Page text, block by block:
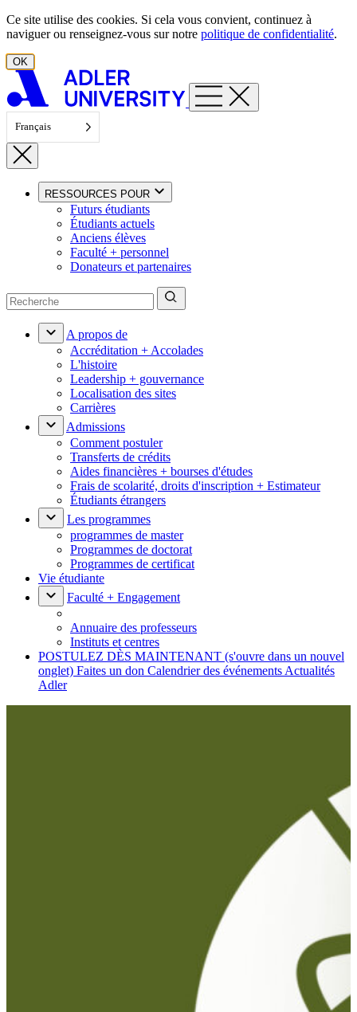
Aller au contenu
Ce site utilise des cookies. Si cela vous convient, continuez à
naviguer ou renseignez-vous sur notre politique de confidentialité.
OK
Français
RESSOURCES POUR
Futurs étudiants
Étudiants actuels
Anciens élèves
Faculté + personnel
Donateurs et partenaires
A propos de
Accréditation + Accolades
L'histoire
Leadership + gouvernance
Localisation des sites
Carrières
Admissions
Comment postuler
Transferts de crédits
Aides financières + bourses d'études
Frais de scolarité, droits d'inscription + Estimateur
Étudiants étrangers
Les programmes
programmes de master
Programmes de doctorat
Programmes de certificat
Vie étudiante
Faculté + Engagement
Annuaire des professeurs
Instituts et centres
POSTULEZ DÈS MAINTENANT (s'ouvre dans un nouvel
onglet) Faites un don Calendrier des événements Actualités
Adler